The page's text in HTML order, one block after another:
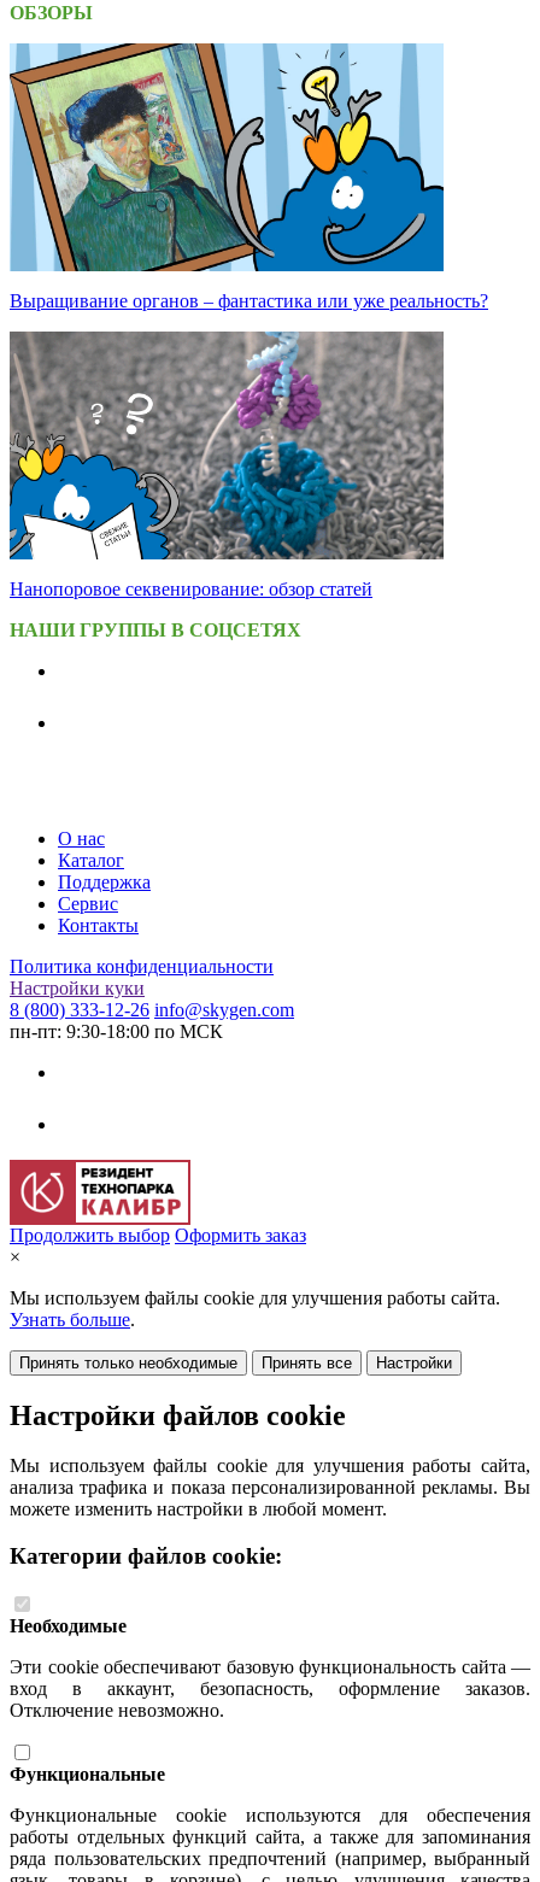
ОБЗОРЫ
Выращивание органов – фантастика или уже реальность?
Нанопоровое секвенирование: обзор статей
НАШИ ГРУППЫ В СОЦСЕТЯХ
О нас
Каталог
Поддержка
Сервис
Контакты
Политика конфиденциальности
Настройки куки
8 (800) 333-12-26 info@skygen.com
пн-пт: 9:30-18:00 по МСК
Продолжить выбор Оформить заказ
×
Мы используем файлы cookie для улучшения работы сайта.
Узнать больше.
Принять только необходимые Принять все Настройки
Настройки файлов cookie
Мы используем файлы cookie для улучшения работы сайта,
анализа трафика и показа персонализированной рекламы. Вы
можете изменить настройки в любой момент.
Категории файлов cookie:
Необходимые
Эти cookie обеспечивают базовую функциональность сайта —
вход в аккаунт, безопасность, оформление заказов.
Отключение невозможно.
Функциональные
Функциональные cookie используются для обеспечения
работы отдельных функций сайта, а также для запоминания
ряда пользовательских предпочтений (например, выбранный